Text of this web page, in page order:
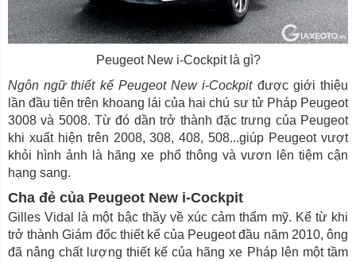
Peugeot New i-Cockpit là gì?
Ngôn ngữ thiết kế Peugeot New i-Cockpitđược giới thiệu
lần đầu tiên trên khoang lái của hai chú sư tử Pháp Peugeot
3008 và 5008. Từ đó dần trở thành đặc trưng của Peugeot
khi xuất hiện trên 2008, 308, 408, 508...giúp Peugeot vượt
khỏi hình ảnh là hãng xe phổ thông và vươn lên tiệm cận
hạng sang.
Cha đẻ của Peugeot New i-Cockpit
Gilles Vidal là một bậc thầy về xúc cảm thẩm mỹ. Kể từ khi
trở thành Giám đốc thiết kế của Peugeot đầu năm 2010, ông
đã nâng chất lượng thiết kế của hãng xe Pháp lên một tầm